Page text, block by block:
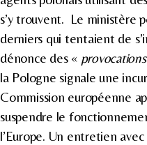
s’y trouvent. Le ministère
derniers qui tentaient de
dénonce des « provocations
la Pologne signale une
Commission européenne
suspendre le
l’Europe. Un entretien